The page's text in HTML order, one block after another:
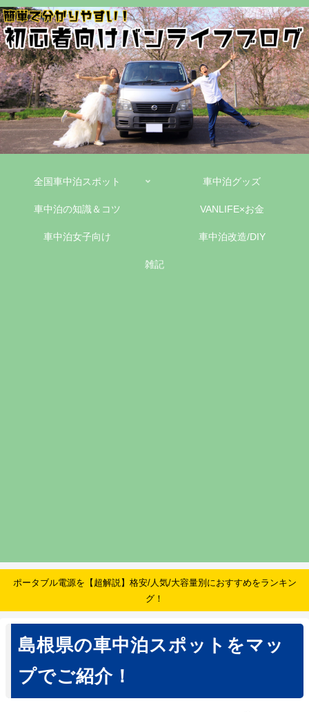
全国車中泊スポット 車中泊グッズ
車中泊の知識＆コツ VANLIFE×お金
車中泊女子向け 車中泊改造/DIY
雑記
ポータブル電源を【超解説】格安/人気/大容量別におすすめをランキン
グ！
島根県の車中泊スポットをマッ
プでご紹介！